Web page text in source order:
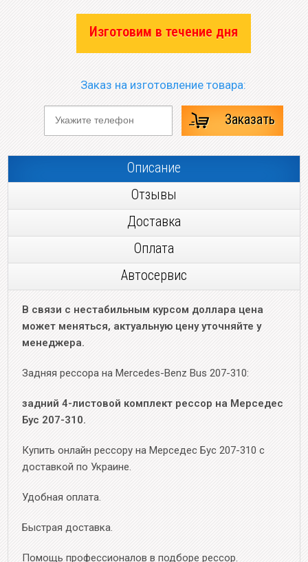
Изготовим в течение дня
Заказ на изготовление товара:
Заказать
Описание
Отзывы
Доставка
Оплата
Автосервис
В связи с нестабильным курсом доллара цена
может меняться, актуальную цену уточняйте у
менеджера.
Задняя рессора на Mercedes-Benz Bus 207-310:
задний 4-листовой комплект рессор на Мерседес
Бус 207-310.
Купить онлайн рессору на Мерседес Бус 207-310 с
доставкой по Украине.
Удобная оплата.
Быстрая доставка.
Помощь профессионалов в подборе рессор.